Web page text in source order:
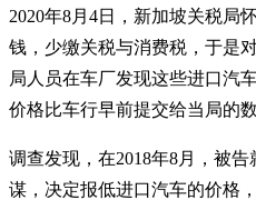
2020年8月4日，新加坡关税局
钱，少缴关税与消费税，于是
局人员在车厂发现这些进口汽
价格比车行早前提交给当局的
调查发现，在2018年8月，被
谋，决定报低进口汽车的价格